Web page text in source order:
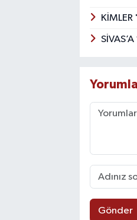
Gönder